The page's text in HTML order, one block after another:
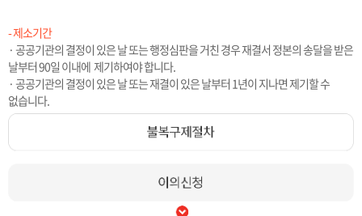
- 제소기간
· 공공기관의 결정이 있은 날 또는 행정심판을 거친 경우 재결서 정본의 송달을 받은
날부터 90일 이내에 제기하여야 합니다.
· 공공기관의 결정이 있은 날 또는 재결이 있은 날부터 1년이 지나면 제기할 수
없습니다.